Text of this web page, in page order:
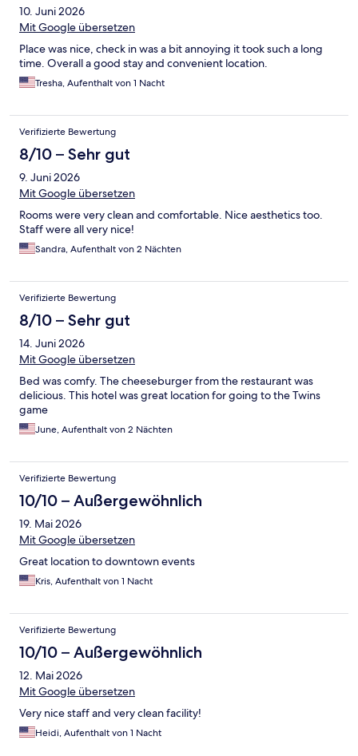
10. Juni 2026
Mit Google übersetzen
Place was nice, check in was a bit annoying it took such a long
time. Overall a good stay and convenient location.
Tresha, Aufenthalt von 1 Nacht
Verifizierte Bewertung
8/10 – Sehr gut
9. Juni 2026
Mit Google übersetzen
Rooms were very clean and comfortable. Nice aesthetics too.
Staff were all very nice!
Sandra, Aufenthalt von 2 Nächten
Verifizierte Bewertung
8/10 – Sehr gut
14. Juni 2026
Mit Google übersetzen
Bed was comfy. The cheeseburger from the restaurant was
delicious. This hotel was great location for going to the Twins
game
June, Aufenthalt von 2 Nächten
Verifizierte Bewertung
10/10 – Außergewöhnlich
19. Mai 2026
Mit Google übersetzen
Great location to downtown events
Kris, Aufenthalt von 1 Nacht
Verifizierte Bewertung
10/10 – Außergewöhnlich
12. Mai 2026
Mit Google übersetzen
Very nice staff and very clean facility!
Heidi, Aufenthalt von 1 Nacht